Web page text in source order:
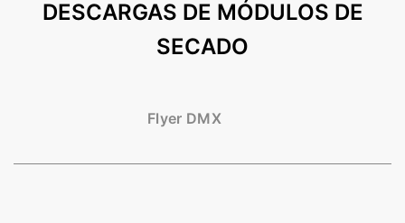
DESCARGAS DE MÓDULOS DE
SECADO
Flyer DMX